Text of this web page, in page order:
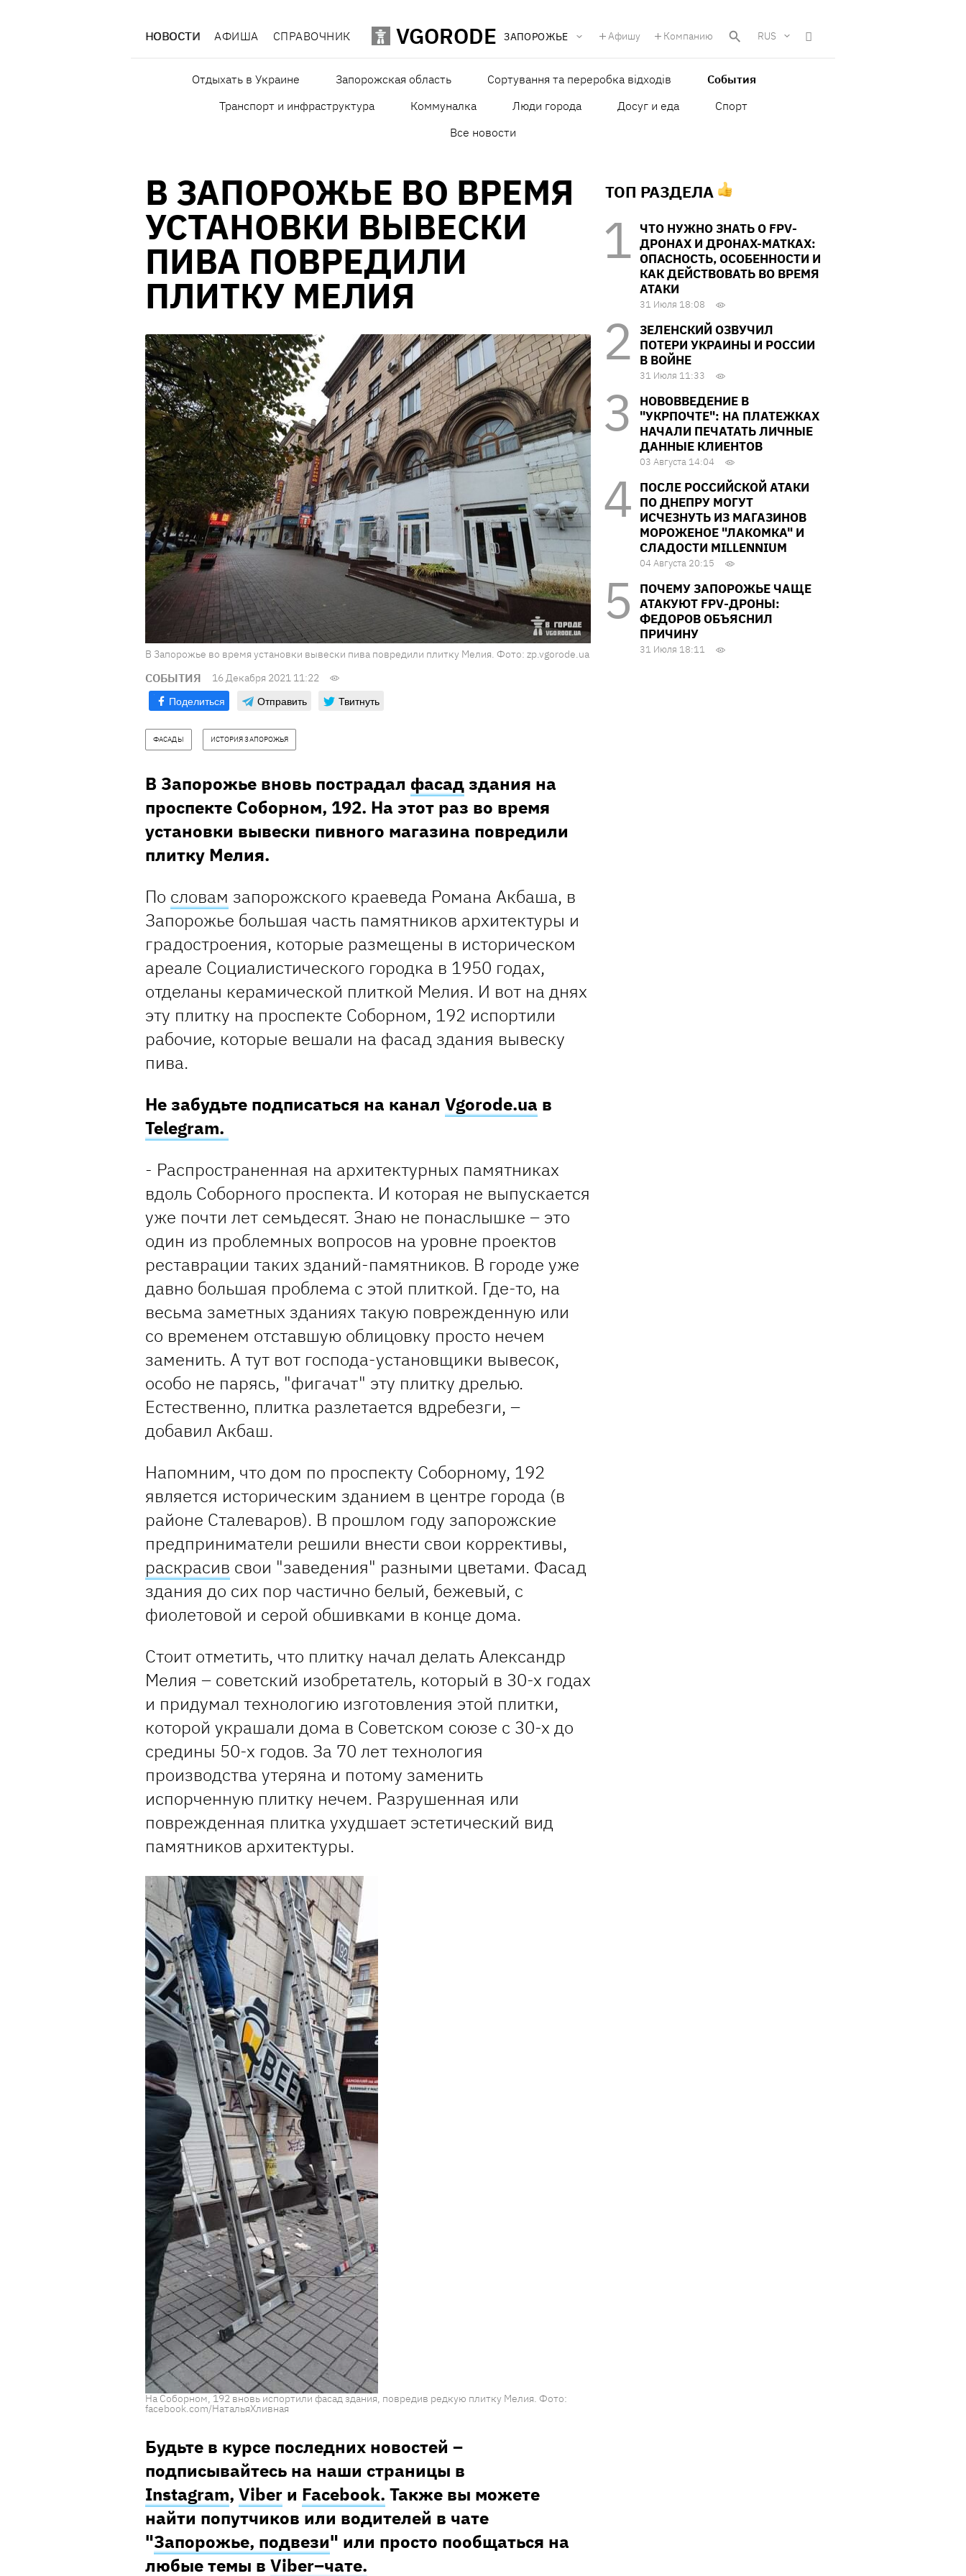
НОВОСТИ АФИША СПРАВОЧНИК VGORODE ЗАПОРОЖЬЕ Афишу Компанию RUS
Отдыхать в Украине Запорожская область Сортування та переробка відходів
События
Транспорт и инфраструктура
Коммуналка Люди города Досуг и еда
Спорт
Все новости
В ЗАПОРОЖЬЕ ВО ВРЕМЯ
УСТАНОВКИ ВЫВЕСКИ
ПИВА ПОВРЕДИЛИ
ПЛИТКУ МЕЛИЯ
В Запорожье во время установки вывески пива повредили плитку Мелия. Фото: zp.vgorode.ua
СОБЫТИЯ 16 Декабря 2021 11:22
Поделиться Отправить Твитнуть
ФАСАДЫ ИСТОРИЯ ЗАПОРОЖЬЯ
В Запорожье вновь пострадал фасадздания на
проспекте Соборном, 192. На этот раз во время
установки вывески пивного магазина повредили
плитку Мелия.
По словам запорожского краеведа Романа Акбаша, в
Запорожье большая часть памятников архитектуры и
градостроения, которые размещены в историческом
ареале Социалистического городка в 1950 годах,
отделаны керамической плиткой Мелия. И вот на днях
эту плитку на проспекте Соборном, 192 испортили
рабочие, которые вешали на фасад здания вывеску
пива.
Не забудьте подписаться на канал Vgorode.ua в
Telegram.
- Распространенная на архитектурных памятниках
вдоль Соборного проспекта. И которая не выпускается
уже почти лет семьдесят. Знаю не понаслышке – это
один из проблемных вопросов на уровне проектов
реставрации таких зданий-памятников. В городе уже
давно большая проблема с этой плиткой. Где-то, на
весьма заметных зданиях такую поврежденную или
со временем отставшую облицовку просто нечем
заменить. А тут вот господа-установщики вывесок,
особо не парясь, "фигачат" эту плитку дрелью.
Естественно, плитка разлетается вдребезги, –
добавил Акбаш.
Напомним, что дом по проспекту Соборному, 192
является историческим зданием в центре города (в
районе Сталеваров). В прошлом году запорожские
предприниматели решили внести свои коррективы,
раскрасив свои "заведения" разными цветами. Фасад
здания до сих пор частично белый, бежевый, с
фиолетовой и серой обшивками в конце дома.
Стоит отметить, что плитку начал делать Александр
Мелия – советский изобретатель, который в 30-х годах
и придумал технологию изготовления этой плитки,
которой украшали дома в Советском союзе с 30-х до
средины 50-х годов. За 70 лет технология
производства утеряна и потому заменить
испорченную плитку нечем. Разрушенная или
поврежденная плитка ухудшает эстетический вид
памятников архитектуры.
На Соборном, 192 вновь испортили фасад здания, повредив редкую плитку Мелия. Фото:
facebook.com/НатальяХливная
Будьте в курсе последних новостей –
подписывайтесь на наши страницы в
Instagram, Viber и Facebook. Также вы можете
найти попутчиков или водителей в чате
"Запорожье, подвези" или просто пообщаться на
любые темы в Viber–чате.
ТОП РАЗДЕЛА
ЧТО НУЖНО ЗНАТЬ О FPV-
ДРОНАХ И ДРОНАХ-МАТКАХ:
ОПАСНОСТЬ, ОСОБЕННОСТИ И
КАК ДЕЙСТВОВАТЬ ВО ВРЕМЯ
АТАКИ
31 Июля 18:08
ЗЕЛЕНСКИЙ ОЗВУЧИЛ
ПОТЕРИ УКРАИНЫ И РОССИИ
В ВОЙНЕ
31 Июля 11:33
НОВОВВЕДЕНИЕ В
"УКРПОЧТЕ": НА ПЛАТЕЖКАХ
НАЧАЛИ ПЕЧАТАТЬ ЛИЧНЫЕ
ДАННЫЕ КЛИЕНТОВ
03 Августа 14:04
ПОСЛЕ РОССИЙСКОЙ АТАКИ
ПО ДНЕПРУ МОГУТ
ИСЧЕЗНУТЬ ИЗ МАГАЗИНОВ
МОРОЖЕНОЕ "ЛАКОМКА" И
СЛАДОСТИ MILLENNIUM
04 Августа 20:15
ПОЧЕМУ ЗАПОРОЖЬЕ ЧАЩЕ
АТАКУЮТ FPV-ДРОНЫ:
ФЕДОРОВ ОБЪЯСНИЛ
ПРИЧИНУ
31 Июля 18:11